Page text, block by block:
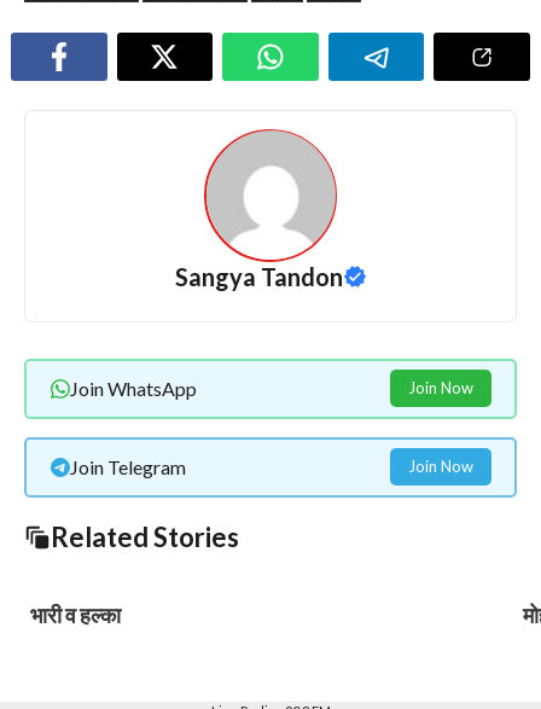
Sangya Tandon
Join WhatsApp Join Now
Join Telegram Join Now
Related Stories
भारी व हल्का